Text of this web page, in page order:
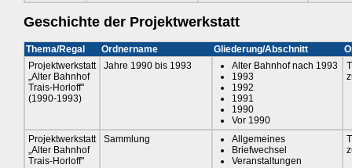
Geschichte der Projektwerkstatt
Thema/Regal Ordnername Gliederung/Abschnitt
Projektwerkstatt
„Alter Bahnhof
Trais-Horloff"
(1990-1993)
Jahre 1990 bis 1993
Alter Bahnhof nach 1993
1993
1992
1991
1990
Vor 1990
Projektwerkstatt
„Alter Bahnhof
Trais-Horloff"
Sammlung
Allgemeines
Briefwechsel
Veranstaltungen